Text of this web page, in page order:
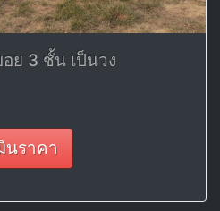
ย 3 ชั้น เป็นวง
นราคา